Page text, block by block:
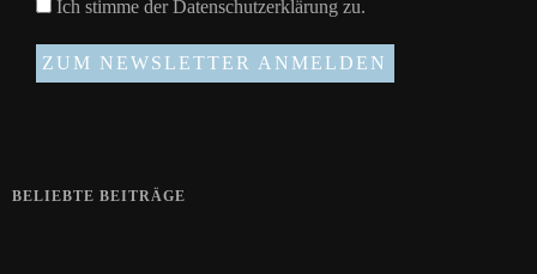
Ich stimme derDatenschutzerklärung zu.
BELIEBTE BEITRÄGE